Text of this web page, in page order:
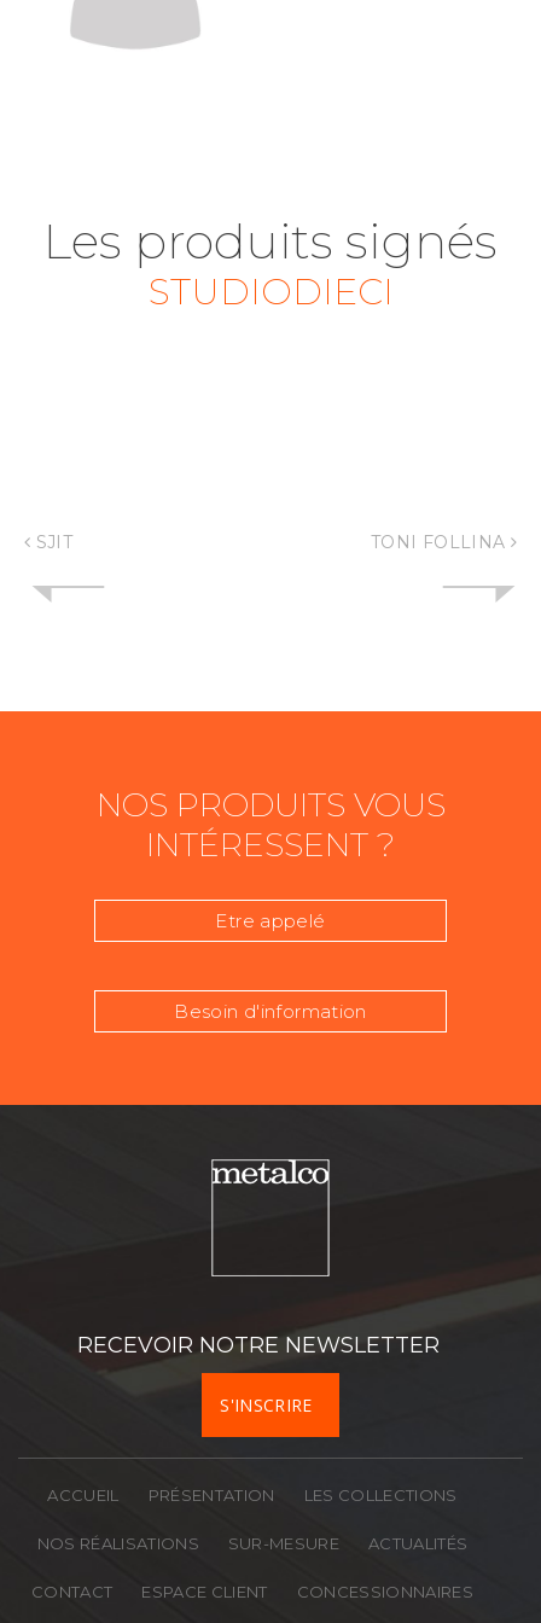
Les produits signés
STUDIODIECI
SJIT TONI FOLLINA
NOS PRODUITS VOUS
INTÉRESSENT ?
Etre appelé
Besoin d'information
Activité
Département
RECEVOIR NOTRE NEWSLETTER
S'INSCRIRE
ACCUEIL PRÉSENTATION LES COLLECTIONS
NOS RÉALISATIONS SUR-MESURE ACTUALITÉS
CONTACT ESPACE CLIENT CONCESSIONNAIRES